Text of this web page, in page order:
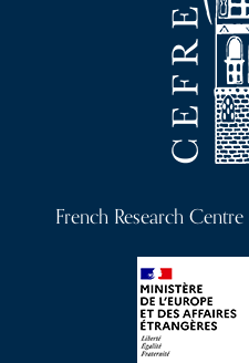
French Research